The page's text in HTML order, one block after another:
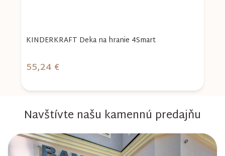
KINDERKRAFT Deka na hranie 4Smart
55,24 €
Navštívte našu kamennú predajňu